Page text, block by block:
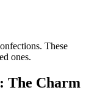
These
ones.
The Charm